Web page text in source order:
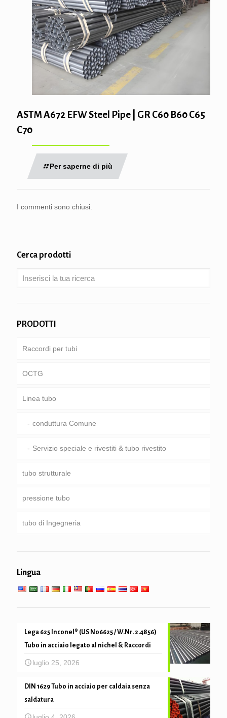
ASTM A672 EFW Steel Pipe | GR C60 B60 C65
C70
Per saperne di più
I commenti sono chiusi.
Cerca prodotti
PRODOTTI
Raccordi per tubi
OCTG
Tubi & involucro
Asta di perforazione
aste di perforazione Pesante & astoni
Linea tubo
conduttura Comune
Servizio speciale e rivestiti & tubo rivestito
tubo strutturale
Rotondo, Piazza & tubo rettangolare
Tubo zincato
pressione tubo
Caldaia, scambiatore di calore, condensatore & tubo
tubo di Ingegneria
meccanica del tubo e precisione
Lingua
Lega 625 Inconel® (US N06625 / W.Nr. 2.4856)
Tubo in acciaio legato al nichel & Raccordi
luglio 25, 2026
DIN 1629 Tubo in acciaio per caldaia senza
saldatura